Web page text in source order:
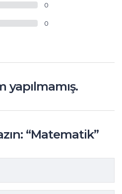
0
0
yapılmamış.
“Matematik”